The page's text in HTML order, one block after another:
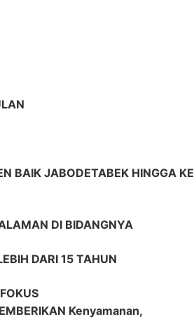
BAIK JABODETABEK HINGGA KE
DI BIDANGNYA
DARI 15 TAHUN
Kenyamanan,